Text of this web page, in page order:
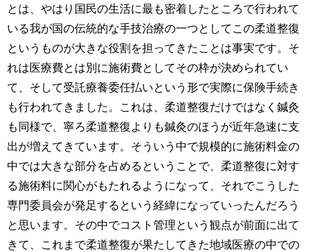
とは、やはり国民の生活に最も密着したところで行われて
いる我が国の伝統的な手技治療の一つとしてこの柔道整復
というものが大きな役割を担ってきたことは事実です。そ
れは医療費とは別に施術費としてその枠が決められてい
て、そして受託療養委任払いという形で実際に保険手続き
も行われてきました。これは、柔道整復だけではなく鍼灸
も同様で、寧ろ柔道整復よりも鍼灸のほうが近年急速に支
出が増えてきています。そういう中で規模的に施術料金の
中では大きな部分を占めるということで、柔道整復に対す
る施術料に関心がもたれるようになって、それでこうした
専門委員会が発足するという経緯になっていったんだろう
と思います。その中でコスト管理という観点が前面に出て
きて、これまで柔道整復が果たしてきた地域医療の中での